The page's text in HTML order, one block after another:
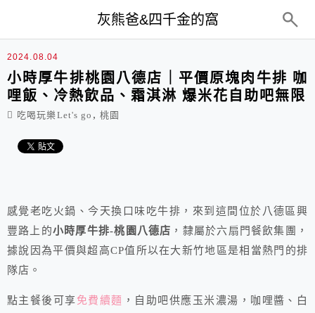
灰熊爸&四千金的窩
2024.08.04
小時厚牛排桃園八德店｜平價原塊肉牛排 咖
哩飯、冷熱飲品、霜淇淋 爆米花自助吧無限
吃喝玩樂Let's go , 桃園
感覺老吃火鍋、今天換口味吃牛排，來到這間位於八德區興
豐路上的小時厚牛排-桃園八德店 ，隸屬於六扇門餐飲集團，
據說因為平價與超高CP值所以在大新竹地區是相當熱門的排
隊店。
點主餐後可享免費續麵 ，自助吧供應玉米濃湯，咖哩醬、白